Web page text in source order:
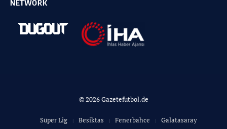
NETWORK
© 2026 Gazetefutbol.de
Süper Lig Besiktas Fenerbahce
Galatasaray